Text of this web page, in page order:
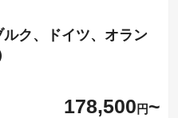
ク、ドイツ、オラン
178,500 円